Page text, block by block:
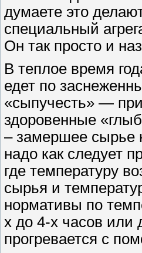
думаете это
специальный
Он так просто и
В теплое время
едет по
«сыпучесть» —
здоровенные
– замершее сырье
надо как следует
где температуру
сырья и
нормативы по
х до 4-х часов
прогревается с